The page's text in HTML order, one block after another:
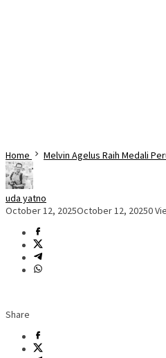
Home Melvin Agelus Raih Medali
uda yatno
October 12, 2025October 12, 20250
Share